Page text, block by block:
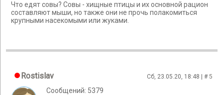
Что едят совы? Совы - хищные птицы и их основной рацион
составляют мыши, но также они не прочь полакомиться
крупными насекомыми или жуками.
Rostislav Сб, 23.05.20, 18:48 | #5
Сообщений: 5379